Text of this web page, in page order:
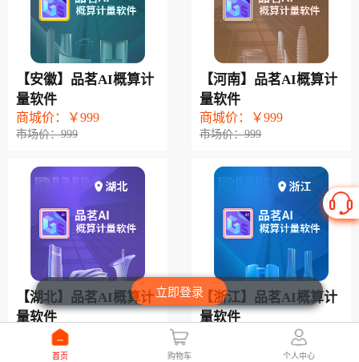
【安徽】品茗AI概算计
量软件
商城价：￥999
市场价：999
【河南】品茗AI概算计
量软件
商城价：￥999
市场价：999
【湖北】品茗AI概算计
量软件
商城价：￥999
市场价：999
【浙江】品茗AI概算计
量软件
立即登录
首页 购物车 个人中心